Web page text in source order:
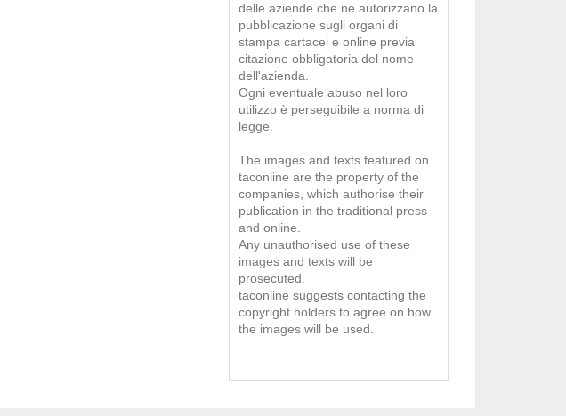
delle aziende che ne autorizzano la
pubblicazione sugli organi di
stampa cartacei e online previa
citazione obbligatoria del nome
dell'azienda.
Ogni eventuale abuso nel loro
utilizzo è perseguibile a norma di
legge.
The images and texts featured on
taconline are the property of the
companies, which authorise their
publication in the traditional press
and online.
Any unauthorised use of these
images and texts will be
prosecuted.
taconline suggests contacting the
copyright holders to agree on how
the images will be used.